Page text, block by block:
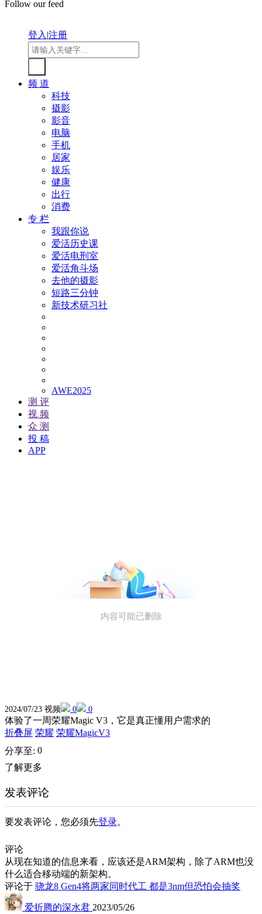
Follow our feed
登入|注册
频 道
科技
摄影
影音
电脑
手机
居家
娱乐
健康
出行
消费
专 栏
我跟你说
爱活历史课
爱活电刑室
爱活角斗场
去他的摄影
短路三分钟
新技术研习社
AWE2025
测 评
视 频
众 测
投 稿
APP
2024/07/23 视频 0 0
体验了一周荣耀Magic V3，它是真正懂用户需求的
折叠屏 荣耀 荣耀MagicV3
分享至: 0
了解更多
发表评论
要发表评论，您必须先登录。
评论
从现在知道的信息来看，应该还是ARM架构，除了ARM也没
什么适合移动端的新架构。
评论于 骁龙8 Gen4将两家同时代工 都是3nm但恐怕会抽奖
爱折腾的深水君 2023/05/26